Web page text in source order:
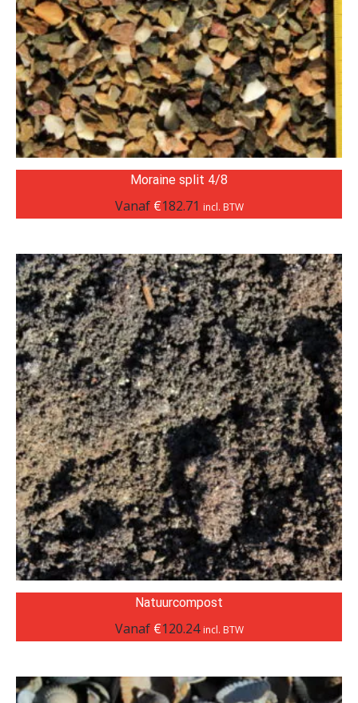
Moraine split 4/8
Vanaf €182.71 incl. BTW
Natuurcompost
Vanaf €120.24 incl. BTW